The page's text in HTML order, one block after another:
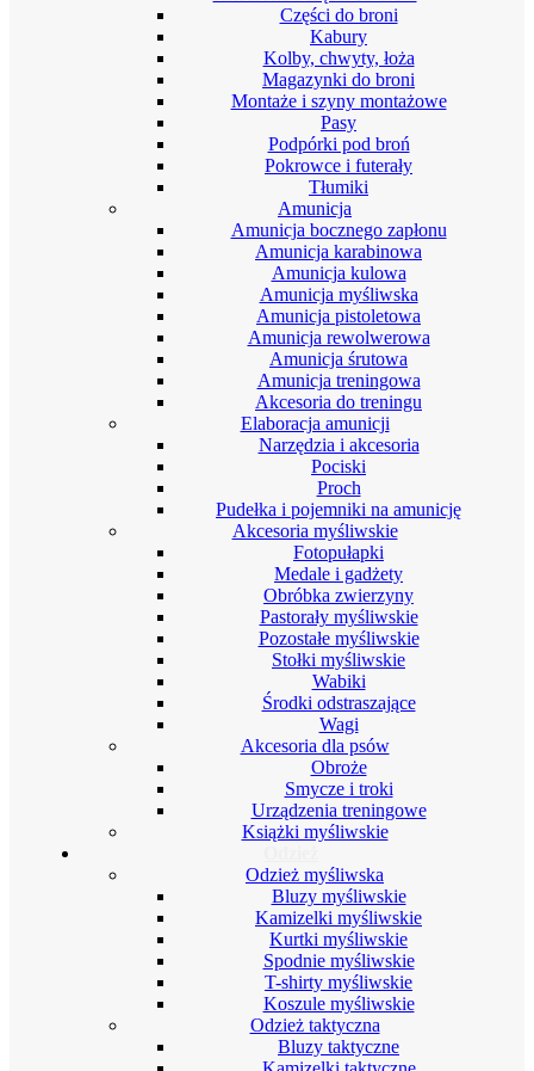
Części do broni
Kabury
Kolby, chwyty, łoża
Magazynki do broni
Montaże i szyny montażowe
Pasy
Podpórki pod broń
Pokrowce i futerały
Tłumiki
Amunicja
Amunicja bocznego zapłonu
Amunicja karabinowa
Amunicja kulowa
Amunicja myśliwska
Amunicja pistoletowa
Amunicja rewolwerowa
Amunicja śrutowa
Amunicja treningowa
Akcesoria do treningu
Elaboracja amunicji
Narzędzia i akcesoria
Pociski
Proch
Pudełka i pojemniki na amunicję
Akcesoria myśliwskie
Fotopułapki
Medale i gadżety
Obróbka zwierzyny
Pastorały myśliwskie
Pozostałe myśliwskie
Stołki myśliwskie
Wabiki
Środki odstraszające
Wagi
Akcesoria dla psów
Obroże
Smycze i troki
Urządzenia treningowe
Książki myśliwskie
Odzież myśliwska
Bluzy myśliwskie
Kamizelki myśliwskie
Kurtki myśliwskie
Spodnie myśliwskie
T-shirty myśliwskie
Koszule myśliwskie
Odzież taktyczna
Bluzy taktyczne